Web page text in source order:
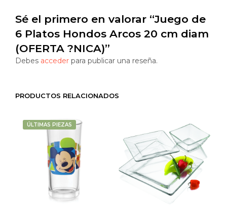
Sé el primero en valorar “Juego de
6 Platos Hondos Arcos 20 cm diam
(OFERTA ?NICA)”
Debes acceder para publicar una reseña.
PRODUCTOS RELACIONADOS
ÚLTIMAS PIEZAS